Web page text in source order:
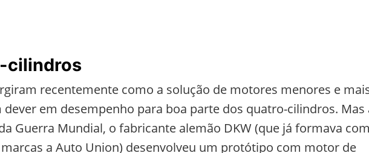
cilindros
recentemente como a solução de motores menores e
dever em desempenho para boa parte dos quatro-cilindros. Mas
Guerra Mundial, o fabricante alemão DKW (que já formava
a Auto Union) desenvolveu um protótipo com motor de